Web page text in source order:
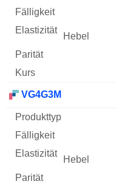
VG4G3M